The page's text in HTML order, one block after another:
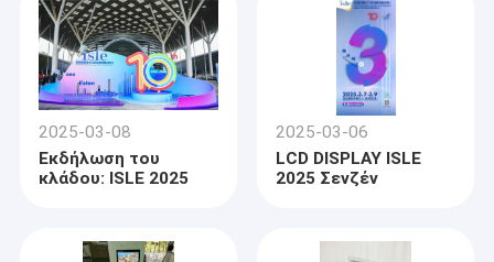
2025-03-08
Εκδήλωση του
κλάδου: ISLE 2025
2025-03-06
LCD DISPLAY ISLE
2025 Σενζέν